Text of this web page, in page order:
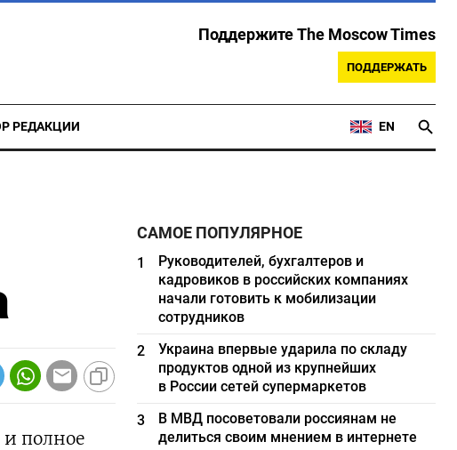
Поддержите The Moscow Times
ПОДДЕРЖАТЬ
РЕДАКЦИИ EN
полное
САМОЕ ПОПУЛЯРНОЕ
1
Руководителей, бухгалтеров и
кадровиков в российских компаниях
начали готовить к мобилизации
сотрудников
2
Украина впервые ударила по складу
продуктов одной из крупнейших
в России сетей супермаркетов
3
В МВД посоветовали россиянам не
делиться своим мнением в интернете